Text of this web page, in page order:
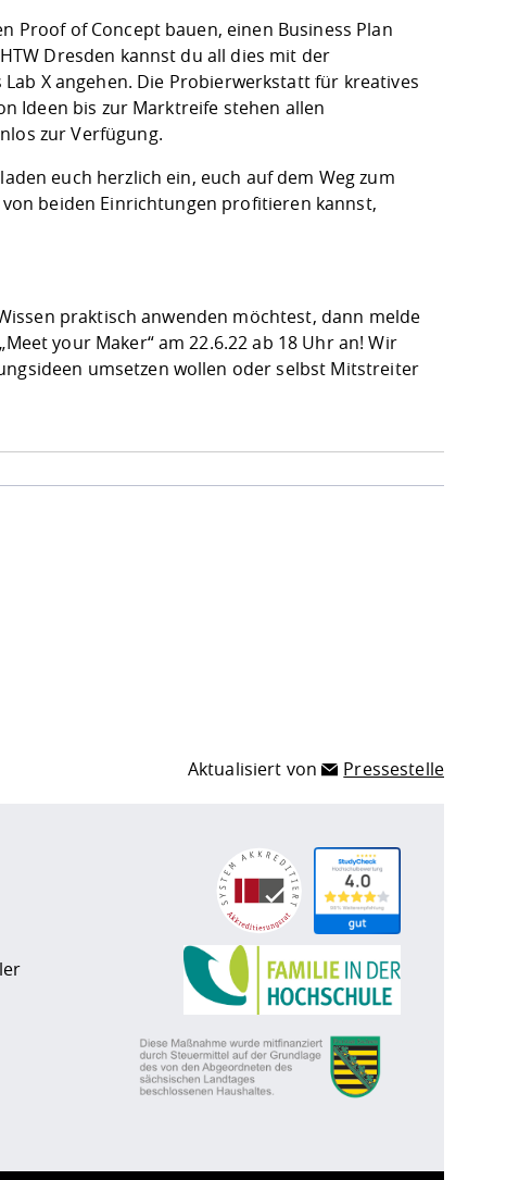
Proof of Concept bauen, einen Business Plan
Dresden kannst du all dies mit der
Lab Xangehen. Die Probierwerkstatt für kreatives
Ideen bis zur Marktreife stehen allen
zur Verfügung.
euch herzlich ein, euch auf dem Weg zum
beiden Einrichtungen profitieren kannst,
praktisch anwenden möchtest, dann melde
your Maker“ am 22.6.22 ab 18 Uhr an! Wir
umsetzen wollen oder selbst Mitstreiter
Aktualisiert von Pressestelle